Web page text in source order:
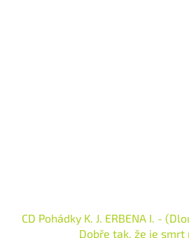
CD Pohádky K. J. ERBENA I. -
Dobře tak, že je smrt